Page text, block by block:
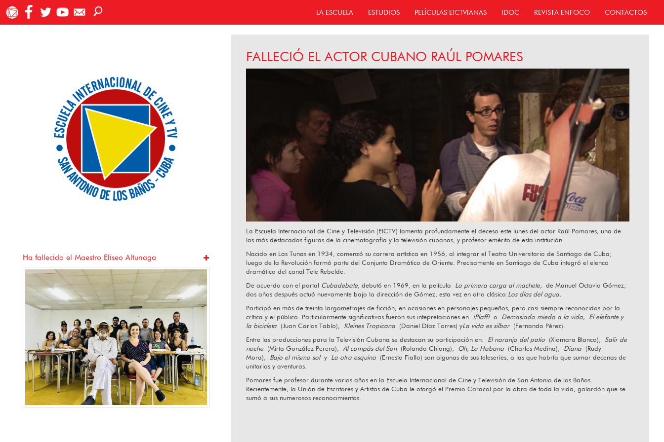
LA ESCUELA ESTUDIOS PELÍCULAS EICTVIANAS IDOC REVISTA ENFOCO CONTACTOS
Jugando a mirar: Cine, juego y barrio en La Habana
Vieja
Ha fallecido Orlando Senna “Hablar desde el corazón”
FALLECIÓ EL ACTOR CUBANO RAÚL POMARES
La Escuela Internacional de Cine y Televisión (EICTV) lamenta profundamente el deceso este lunes del actor Raúl Pomares, una de
las más destacadas figuras de la cinematografía y la televisión cubanas, y profesor emérito de esta institución.
Nacido en Las Tunas en 1934, comenzó su carrera artística en 1956, al integrar el Teatro Universitario de Santiago de Cuba;
luego de la Revolución formó parte del Conjunto Dramático de Oriente. Precisamente en Santiago de Cuba integró el elenco
dramático del canal Tele Rebelde.
De acuerdo con el portal Cubadebate, debutó en 1969, en la película La primera carga al machete, de Manuel Octavio Gómez;
dos años después actuó nuevamente bajo la dirección de Gómez, esta vez en otro clásico:Los días del agua.
Participó en más de treinta largometrajes de ficción, en ocasiones en personajes pequeños, pero casi siempre reconocidos por la
crítica y el público. Particularmente significativas fueron sus intepretaciones en ¡Plaff! o Demasiado miedo a la vida,
El elefante y
la bicicleta(Juan Carlos Tabío), Kleines Tropicana(Daniel Díaz Torres) yLa vida es silbar(Fernando Pérez).
Entre las producciones para la Televisión Cubana se destacan su participación en: El naranjo del patio(Xiomara Blanco), Salir de
noche(Mirta González Perera), Al compás del Son(Rolando Chiong), Oh, La Habana(Charles Medina), Diana(Rudy
Mora),
Bajo el mismo soly La otra esquina(Ernesto Fiallo) son algunas de sus teleseries, a las que habría que sumar decenas de
unitarios y aventuras.
Pomares fue profesor durante varios años en la Escuela Internacional de Cine y Televisión de San Antonio de los Baños.
Recientemente, la Unión de Escritores y Artistas de Cuba le otorgó el Premio Caracol por la obra de toda la vida, galardón que se
sumó a sus numerosos reconocimientos.